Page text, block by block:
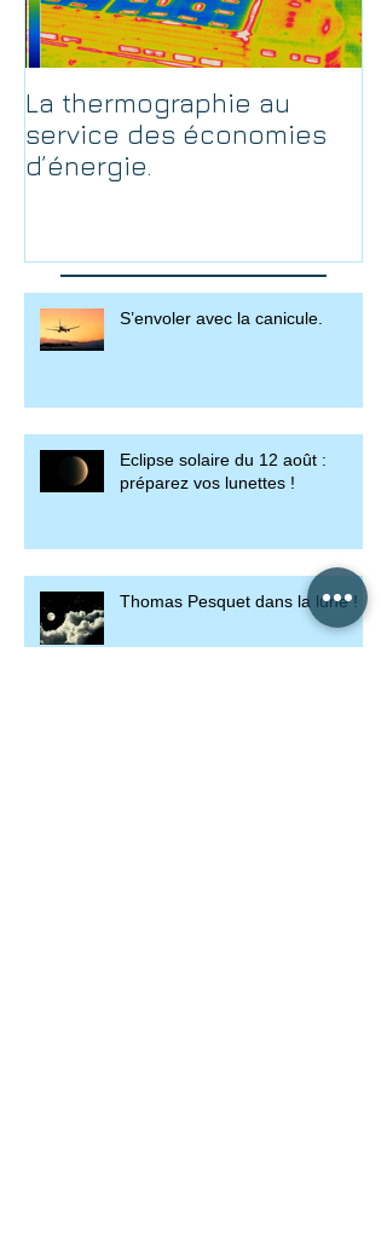
La thermographie au
service des économies
d’énergie.
S’envoler avec la canicule.
Eclipse solaire du 12 août :
préparez vos lunettes !
Thomas Pesquet dans la lune !